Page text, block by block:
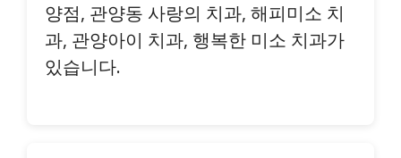
양점, 관양동 사랑의 치과, 해피미소 치
과, 관양아이 치과, 행복한 미소 치과가
있습니다.